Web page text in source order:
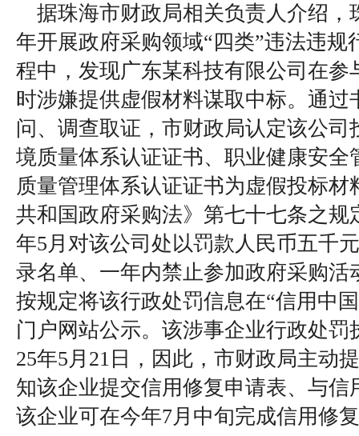
据珠海市财政局相关负责人介绍，
年开展政府采购领域“四类”违法违规
程中，发现广东某科技有限公司在参
时涉嫌提供虚假材料谋取中标。通过
问、调查取证，市财政局认定该公司
境质量体系认证证书、职业健康安全
质量管理体系认证证书为虚假投标材
共和国政府采购法》第七十七条之规
年5月对该公司处以罚款人民币五千
录名单、一年内禁止参加政府采购活
按规定将该行政处罚信息在“信用中
门户网站公示。该涉事企业行政处罚
25年5月21日，因此，市财政局主动
知该企业提交信用修复申请表、与信
该企业可在今年7月中旬完成信用修